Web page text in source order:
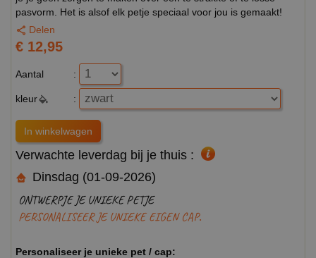
pasvorm. Het is alsof elk petje speciaal voor jou is gemaakt!
Delen
€ 12,95
Aantal :
kleur :
Verwachte leverdag bij je thuis :
Dinsdag (01-09-2026)
ONTWERPJE JE UNIEKE PETJE
PERSONALISEER JE UNIEKE EIGEN CAP.
Personaliseer je unieke pet / cap: